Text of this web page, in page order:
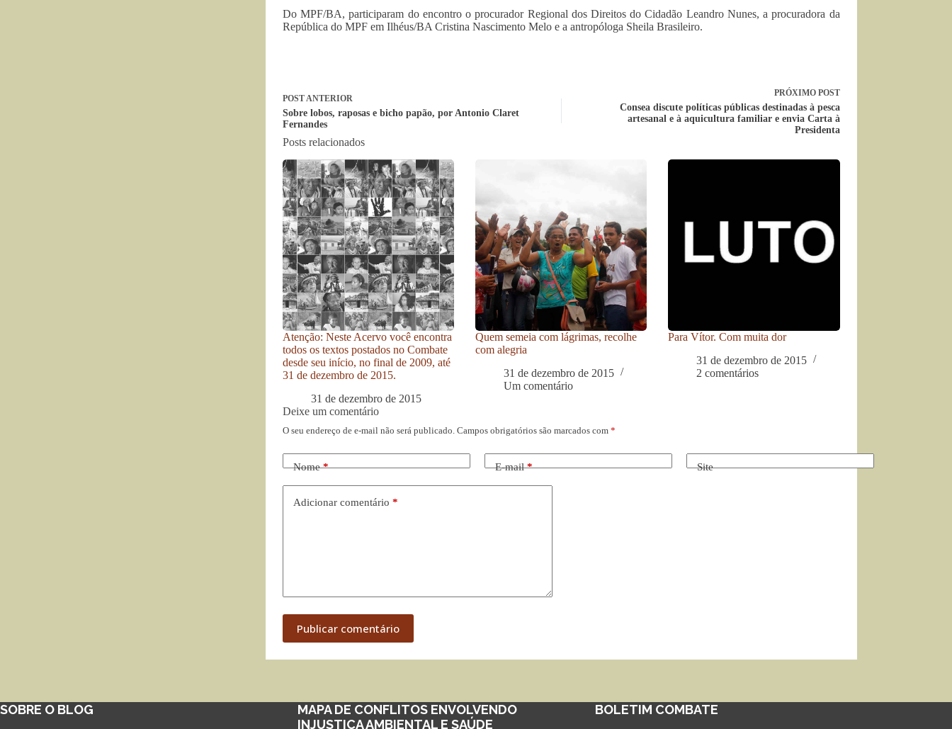
Do MPF/BA, participaram do encontro o procurador Regional dos Direitos do Cidadão Leandro Nunes, a procuradora da
República do MPF em Ilhéus/BA Cristina Nascimento Melo e a antropóloga Sheila Brasileiro.
POSTANTERIOR
Sobre lobos, raposas e bicho papão, por Antonio Claret
Fernandes
PRÓXIMO POST
Consea discute políticas públicas destinadas à pesca
artesanal e à aquicultura familiar e envia Carta à
Presidenta
Posts relacionados
Atenção: Neste Acervo você encontra
todos os textos postados no Combate
desde seu início, no final de 2009, até
31 de dezembro de 2015.
31 de dezembro de 2015
Quem semeia com lágrimas, recolhe
com alegria
31 de dezembro de 2015
Um comentário
Para Vítor. Com muita dor
31 de dezembro de 2015
2 comentários
Deixe um comentário
O seu endereço de e-mail não será publicado. Campos obrigatórios são marcados com *
Nome* E-mail* Site
Adicionar comentário *
Publicar comentário
SOBRE O BLOG
MAPA DE CONFLITOS ENVOLVENDO
INJUSTIÇA AMBIENTAL E SAÚDE
BOLETIM COMBATE